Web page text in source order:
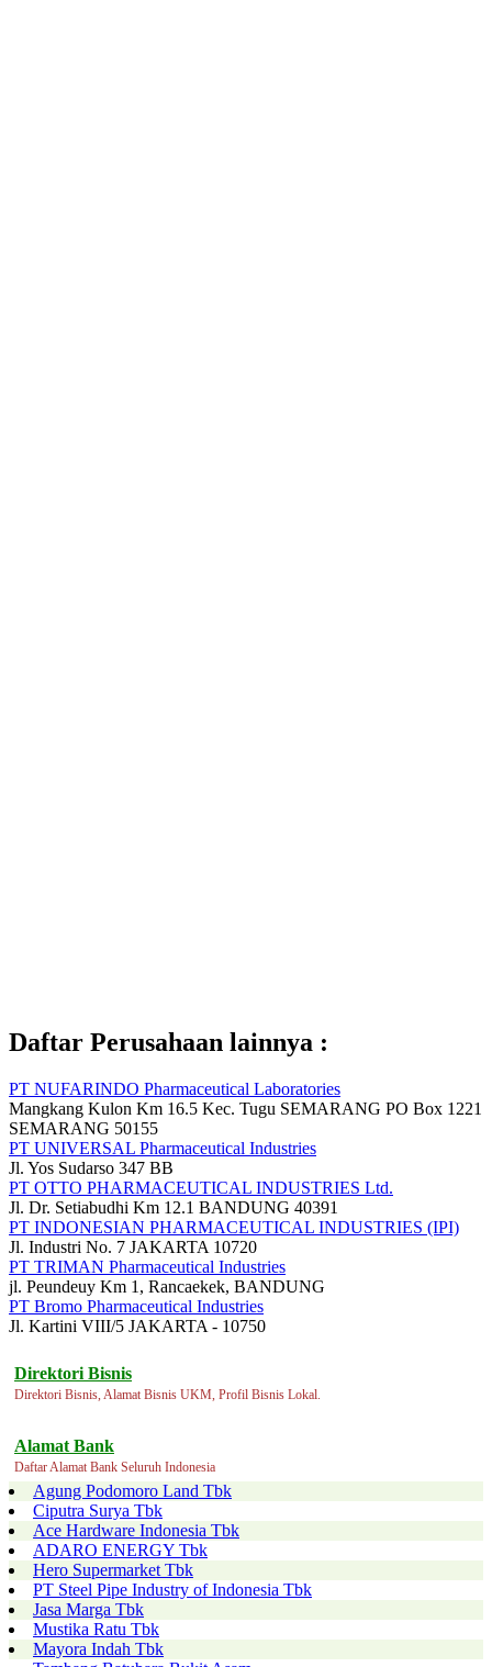
Daftar Perusahaan lainnya :
PT NUFARINDO Pharmaceutical Laboratories
Mangkang Kulon Km 16.5 Kec. Tugu SEMARANG PO Box 1221
SEMARANG 50155
PT UNIVERSAL Pharmaceutical Industries
Jl. Yos Sudarso 347 BB
PT OTTO PHARMACEUTICAL INDUSTRIES Ltd.
Jl. Dr. Setiabudhi Km 12.1 BANDUNG 40391
PT INDONESIAN PHARMACEUTICAL INDUSTRIES (IPI)
Jl. Industri No. 7 JAKARTA 10720
PT TRIMAN Pharmaceutical Industries
jl. Peundeuy Km 1, Rancaekek, BANDUNG
PT Bromo Pharmaceutical Industries
Jl. Kartini VIII/5 JAKARTA - 10750
Direktori Bisnis
Direktori Bisnis, Alamat Bisnis UKM, Profil Bisnis Lokal.
Alamat Bank
Daftar Alamat Bank Seluruh Indonesia
Agung Podomoro Land Tbk
Ciputra Surya Tbk
Ace Hardware Indonesia Tbk
ADARO ENERGY Tbk
Hero Supermarket Tbk
PT Steel Pipe Industry of Indonesia Tbk
Jasa Marga Tbk
Mustika Ratu Tbk
Mayora Indah Tbk